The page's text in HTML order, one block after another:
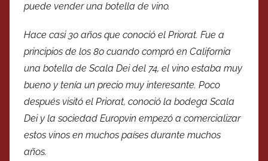
puede vender una botella de vino.
Hace casi 30 años que conoció el Priorat. Fue a
principios de los 80 cuando compró en California
una botella de Scala Dei del 74, el vino estaba muy
bueno y tenía un precio muy interesante. Poco
después visitó el Priorat, conoció la bodega Scala
Dei y la sociedad Europvin empezó a comercializar
estos vinos en muchos países durante muchos
años.